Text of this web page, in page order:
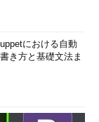
における自動
き方と基礎文法ま